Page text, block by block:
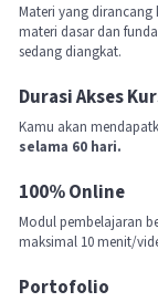
Materi yang
materi dasar dan
sedang diangkat.
Durasi Akses
Kamu akan
selama 60 hari.
100% Online
Modul pembelajaran
maksimal 10 menit/
Portofolio